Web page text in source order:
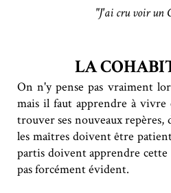
"J'ai cru voir un
LA
On n'y pense pas vraiment
mais il faut apprendre à vivre
trouver ses nouveaux repères,
les maîtres doivent être
partis doivent apprendre
pas forcément évident.